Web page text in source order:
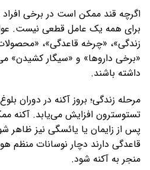
اگرچه قند ممکن است در برخی
برای همه یک عامل قطعی نیست.
زندگی»، «چرخه قاعدگی»،
«برخی داروها» و «سیگار کشیدن»
داشته باشند.
مرحله زندگی؛ بروز آکنه در دوران
تستوسترون افزایش می‌یابد. آکنه
پس از زایمان یا یائسگی نیز ظاهر
قاعدگی دارند دچار نوسانات منظم
منجر به آکنه شود.